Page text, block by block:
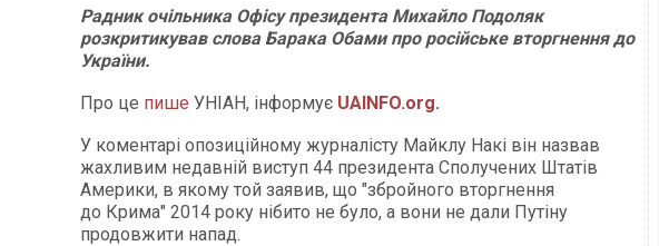
Радник очільника Офісу президента Михайло Подоляк
розкритикував слова Барака Обами про російське вторгнення до
України.
Про це пише УНІАН, інформує UAINFO.org.
У коментарі опозиційному журналісту Майклу Накі він назвав
жахливим недавній виступ 44 президента Сполучених Штатів
Америки, в якому той заявив, що "збройного вторгнення
до Крима" 2014 року нібито не було, а вони не дали Путіну
продовжити напад.